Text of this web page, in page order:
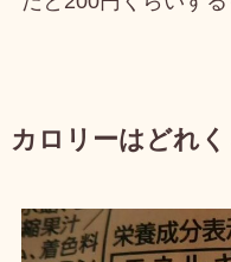
カロリーはどれく